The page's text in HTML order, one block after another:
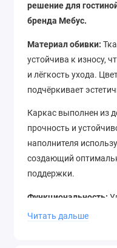
решение для
бренда Мебус.
Материал обивки:
устойчива к износу,
и лёгкость ухода.
подчёркивает
Каркас выполнен из
прочность и
наполнителя
создающий
поддержки.
Функциональность:
трансформации
Читать дальше